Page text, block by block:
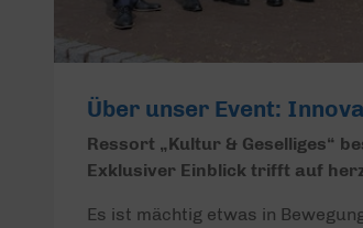
Über unser Event:
Ressort „Kultur & Geselliges“
Exklusiver Einblick trifft auf
Es ist mächtig etwas in